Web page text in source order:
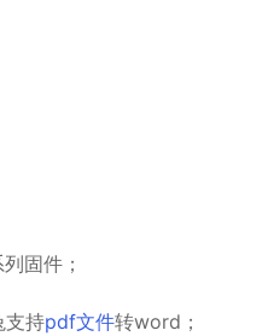
固件；
支持pdf文件转word；